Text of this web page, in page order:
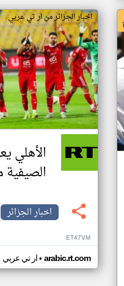
اخبار الجزائر من ار تي عربي
الأهلي
الصيفية مقابل 3
اخبار الجزائر
ET47VM
ار تي عربي• arabic.rt.com